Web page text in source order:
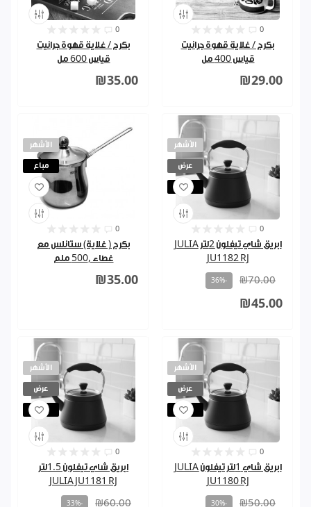
0
بكرج / غلاية قهوة جرانيت
قياس 600 مل
₪35.00
0
بكرج / غلاية قهوة جرانيت
قياس 400 مل
₪29.00
الأشهر
مباع
0
بكرج ( غلاية) ستانلس مع
غطاء ,500 ملم
₪35.00
الأشهر
عرض
مباع
0
ابريق شاي تيفلون 2لتر JULIA
JU1182 RJ
₪70.00
-36%
₪45.00
الأشهر
عرض
مباع
0
ابريق شاي تيفلون 1.5لتر
JULIA JU1181 RJ
₪60.00
-33%
الأشهر
عرض
مباع
0
ابريق شاي 1لتر تيفلون JULIA
JU1180 RJ
₪50.00
-30%